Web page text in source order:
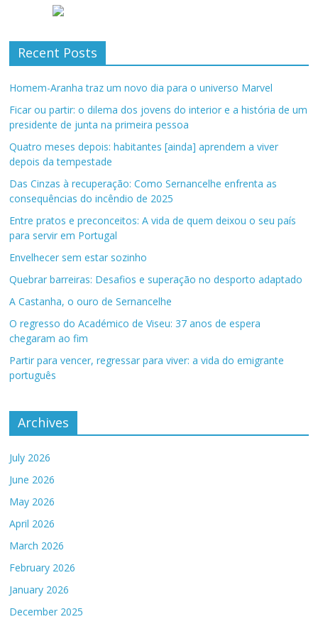
Recent Posts
Homem-Aranha traz um novo dia para o universo Marvel
Ficar ou partir: o dilema dos jovens do interior e a história de um
presidente de junta na primeira pessoa
Quatro meses depois: habitantes [ainda] aprendem a viver
depois da tempestade
Das Cinzas à recuperação: Como Sernancelhe enfrenta as
consequências do incêndio de 2025
Entre pratos e preconceitos: A vida de quem deixou o seu país
para servir em Portugal
Envelhecer sem estar sozinho
Quebrar barreiras: Desafios e superação no desporto adaptado
A Castanha, o ouro de Sernancelhe
O regresso do Académico de Viseu: 37 anos de espera
chegaram ao fim
Partir para vencer, regressar para viver: a vida do emigrante
português
Archives
July 2026
June 2026
May 2026
April 2026
March 2026
February 2026
January 2026
December 2025